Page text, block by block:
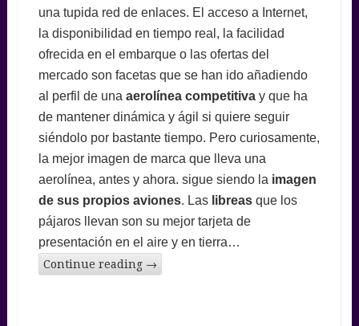
una tupida red de enlaces. El acceso a Internet,
la disponibilidad en tiempo real, la facilidad
ofrecida en el embarque o las ofertas del
mercado son facetas que se han ido añadiendo
al perfil de una aerolínea competitivay que ha
de mantener dinámica y ágil si quiere seguir
siéndolo por bastante tiempo. Pero curiosamente,
la mejor imagen de marca que lleva una
aerolínea, antes y ahora. sigue siendo la imagen
de sus propios aviones. Laslibreasque los
pájaros llevan son su mejor tarjeta de
presentación en el aire y en tierra…
Continue reading →